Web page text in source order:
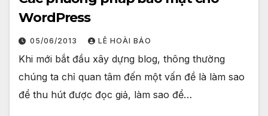
WordPress
05/06/2013 LÊ HOÀI BẢO
Khi mới bắt đầu xây dựng blog, thông thường
chúng ta chỉ quan tâm đến một vấn đề là làm sao
để thu hút được đọc giả, làm sao để…